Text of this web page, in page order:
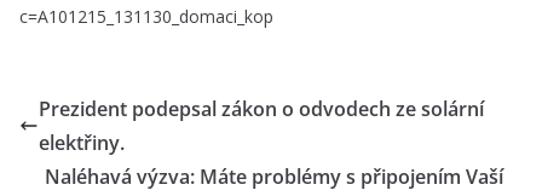
c=A101215_131130_domaci_kop
Prezident podepsal zákon o odvodech ze solární
elektřiny.
Naléhavá výzva: Máte problémy s připojením Vaší